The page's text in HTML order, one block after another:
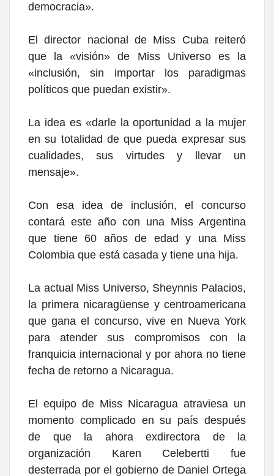
democracia».
El director nacional de Miss Cuba reiteró
que la «visión» de Miss Universo es la
«inclusión, sin importar los paradigmas
políticos que puedan existir».
La idea es «darle la oportunidad a la mujer
en su totalidad de que pueda expresar sus
cualidades, sus virtudes y llevar un
mensaje».
Con esa idea de inclusión, el concurso
contará este año con una Miss Argentina
que tiene 60 años de edad y una Miss
Colombia que está casada y tiene una hija.
La actual Miss Universo, Sheynnis Palacios,
la primera nicaragüense y centroamericana
que gana el concurso, vive en Nueva York
para atender sus compromisos con la
franquicia internacional y por ahora no tiene
fecha de retorno a Nicaragua.
El equipo de Miss Nicaragua atraviesa un
momento complicado en su país después
de que la ahora exdirectora de la
organización Karen Celebertti fue
desterrada por el gobierno de Daniel Ortega